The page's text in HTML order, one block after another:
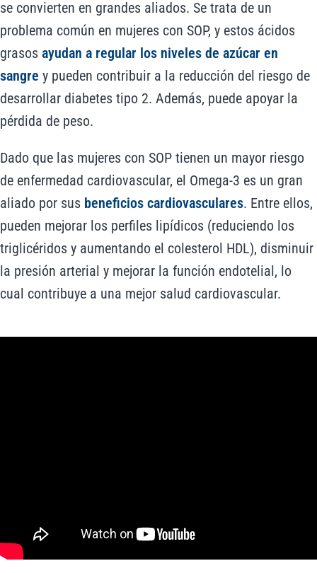
se convierten en grandes aliados. Se trata de un
problema común en mujeres con SOP, y estos ácidos
grasos ayudan a regular los niveles de azúcar en
sangre y pueden contribuir a la reducción del riesgo de
desarrollar diabetes tipo 2. Además, puede apoyar la
pérdida de peso.
Dado que las mujeres con SOP tienen un mayor riesgo
de enfermedad cardiovascular, el Omega-3 es un gran
aliado por sus beneficios cardiovasculares. Entre ellos,
pueden mejorar los perfiles lipídicos (reduciendo los
triglicéridos y aumentando el colesterol HDL), disminuir
la presión arterial y mejorar la función endotelial, lo
cual contribuye a una mejor salud cardiovascular.